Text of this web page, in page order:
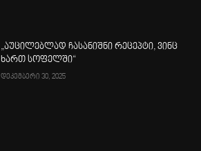
„აუცილებლად ჩასანიშნი რეცეპტი, ვინც
ხართ სოფელში“
დეკემბერი 30, 2025